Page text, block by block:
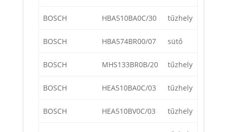
BOSCH HBA510BA0C/30 tűzhely
BOSCH HBA574BR00/07 sütő
BOSCH MHS133BR0B/20 tűzhely
BOSCH HEA510BA0C/03 tűzhely
BOSCH HEA510BV0C/03 tűzhely